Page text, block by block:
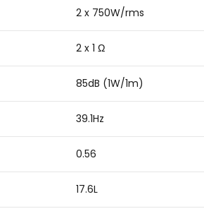
2 x 750W/rms
2 x 1 Ω
85dB (1W/1m)
39.1Hz
0.56
17.6L